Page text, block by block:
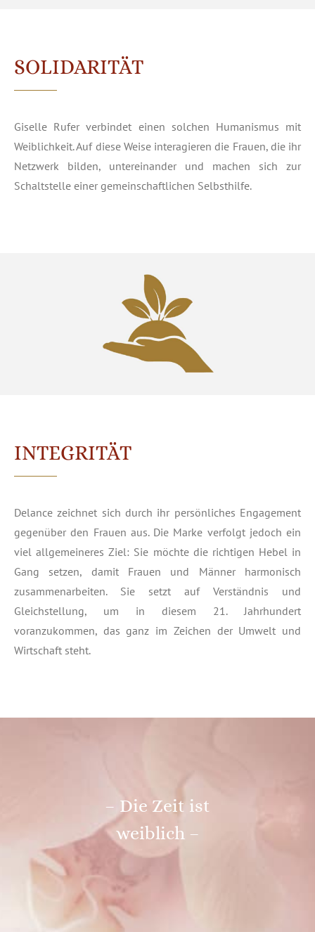
SOLIDARITÄT
Giselle Rufer verbindet einen solchen Humanismus mit
Weiblichkeit. Auf diese Weise interagieren die Frauen, die ihr
Netzwerk bilden, untereinander und machen sich zur
Schaltstelle einer gemeinschaftlichen Selbsthilfe.
INTEGRITÄT
Delance zeichnet sich durch ihr persönliches Engagement
gegenüber den Frauen aus. Die Marke verfolgt jedoch ein
viel allgemeineres Ziel: Sie möchte die richtigen Hebel in
Gang setzen, damit Frauen und Männer harmonisch
zusammenarbeiten. Sie setzt auf Verständnis und
Gleichstellung, um in diesem 21. Jahrhundert
voranzukommen, das ganz im Zeichen der Umwelt und
Wirtschaft steht.
– Die Zeit ist
weiblich –